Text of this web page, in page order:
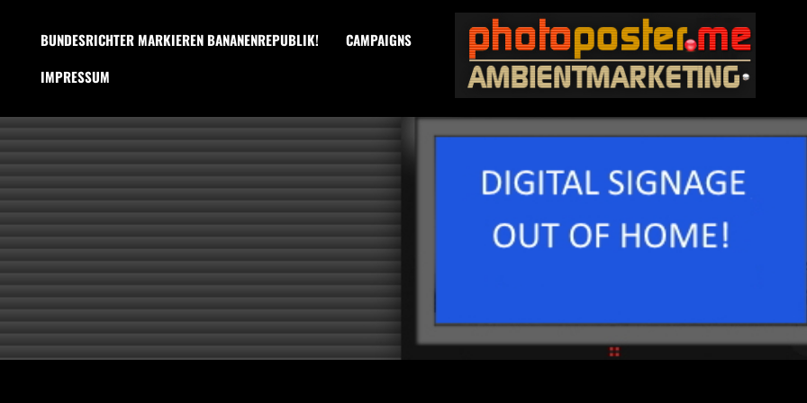
BUNDESRICHTER MARKIEREN BANANENREPUBLIK!
CAMPAIGNS
IMPRESSUM
PHOTOPOSTER®.ME
Domain For Sale!